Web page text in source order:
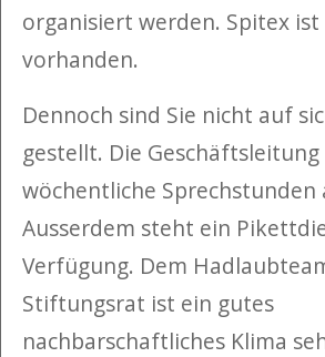
organisiert werden. Spitex ist
vorhanden.
Dennoch sind Sie nicht auf
gestellt. Die
wöchentliche Sprechstunden
Ausserdem steht ein
Verfügung. Dem
Stiftungsrat ist ein gutes
nachbarschaftliches Klima